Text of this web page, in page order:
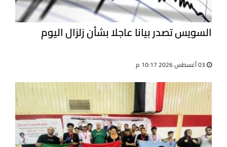
السويس تصدر بيانا عاجلا بشأن زلزال اليوم